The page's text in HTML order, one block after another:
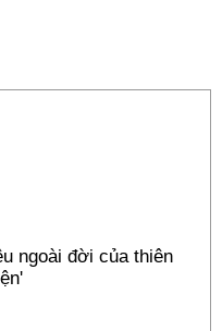
ngoài đời của thiên